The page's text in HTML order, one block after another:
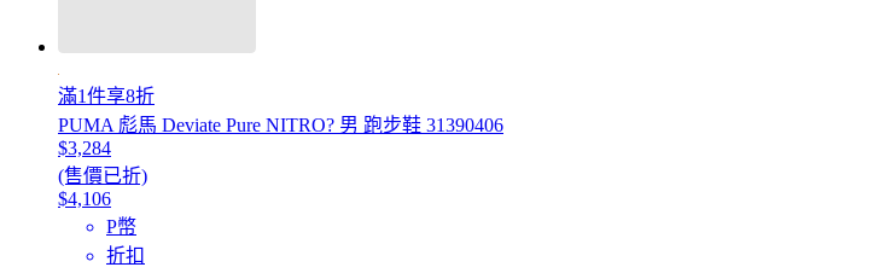
滿1件享8折
PUMA 彪馬 Deviate Pure NITRO? 男 跑步鞋 31390406
$3,284
(售價已折)
$4,106
P幣
折扣